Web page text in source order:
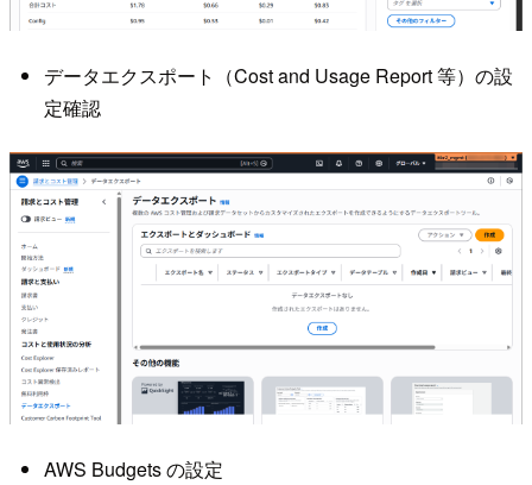
データエクスポート（Cost and Usage Report 等）の設
定確認
AWS Budgets の設定